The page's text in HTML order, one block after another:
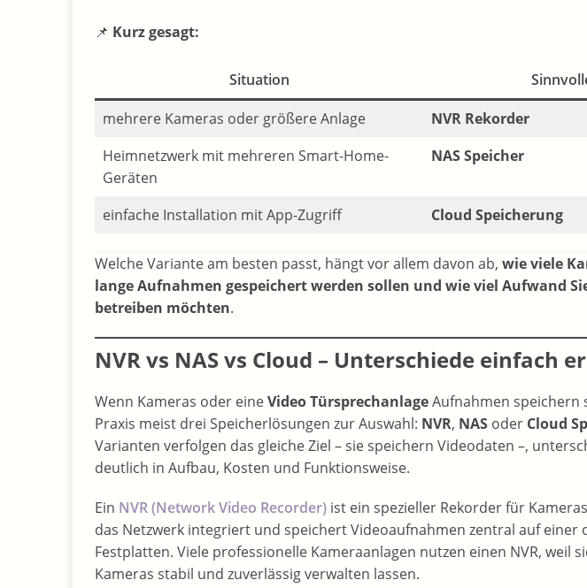
📌 Kurz gesagt:
Situation
mehrere Kameras oder größere Anlage
NVR Rekorder
Heimnetzwerk mit mehreren Smart-Home-
Geräten
NAS Speicher
einfache Installation mit App-Zugriff Cloud Speicherung
Welche Variante am besten passt, hängt vor allem davon ab, wie viele
lange Aufnahmen gespeichert werden sollen und wie viel Aufwand
betreiben möchten.
NVR vs NAS vs Cloud – Unterschiede einfach
Wenn Kameras oder eineVideo TürsprechanlageAufnahmen speichern
Praxis meist drei Speicherlösungen zur Auswahl: NVR, NAS oder Cloud
Varianten verfolgen das gleiche Ziel – sie speichern Videodaten –,
deutlich in Aufbau, Kosten und Funktionsweise.
Ein NVR (Network Video Recorder) ist ein spezieller Rekorder für
das Netzwerk integriert und speichert Videoaufnahmen zentral auf einer
Festplatten. Viele professionelle Kameraanlagen nutzen einen NVR, weil
Kameras stabil und zuverlässig verwalten lassen.